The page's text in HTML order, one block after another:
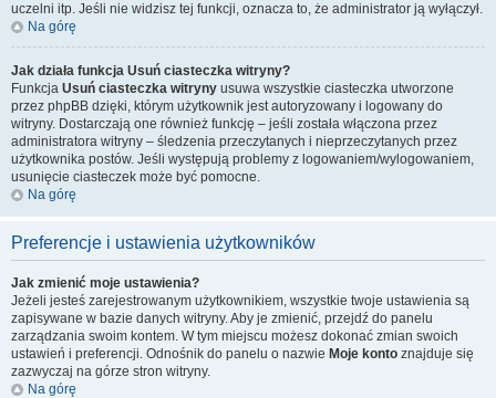
uczelni itp. Jeśli nie widzisz tej funkcji, oznacza to, że administrator ją wyłączył.
Na górę
Jak działa funkcja Usuń ciasteczka witryny?
Funkcja Usuń ciasteczka witryny usuwa wszystkie ciasteczka utworzone
przez phpBB dzięki, którym użytkownik jest autoryzowany i logowany do
witryny. Dostarczają one również funkcję – jeśli została włączona przez
administratora witryny – śledzenia przeczytanych i nieprzeczytanych przez
użytkownika postów. Jeśli występują problemy z logowaniem/wylogowaniem,
usunięcie ciasteczek może być pomocne.
Na górę
Preferencje i ustawienia użytkowników
Jak zmienić moje ustawienia?
Jeżeli jesteś zarejestrowanym użytkownikiem, wszystkie twoje ustawienia są
zapisywane w bazie danych witryny. Aby je zmienić, przejdź do panelu
zarządzania swoim kontem. W tym miejscu możesz dokonać zmian swoich
ustawień i preferencji. Odnośnik do panelu o nazwie Moje konto znajduje się
zazwyczaj na górze stron witryny.
Na górę